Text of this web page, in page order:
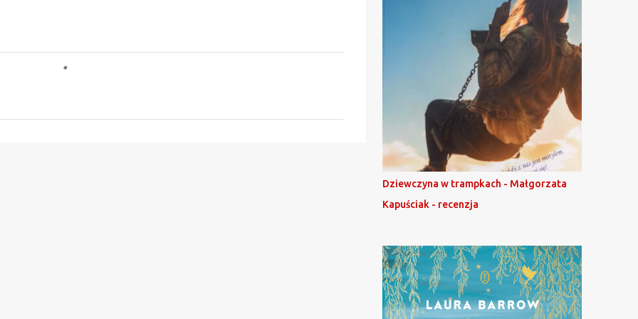
Dziewczyna w trampkach - Małgorzata
Kapuściak - recenzja